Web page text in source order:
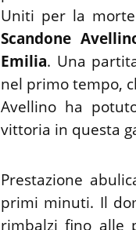
Uniti per la
Scandone
Emilia. Una
nel primo tempo,
Avellino ha
vittoria in questa
Prestazione
primi minuti. Il
rimbalzi fino alle